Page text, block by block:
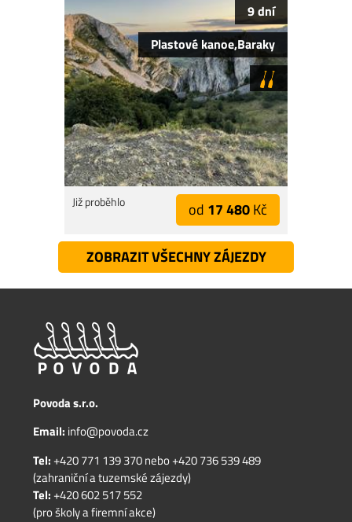
9 dní
Plastové kanoe,Baraky
Již proběhlo od 17 480Kč
ZOBRAZIT VŠECHNY ZÁJEZDY
Povoda s.r.o.
Email: info@povoda.cz
Tel:+420 771 139 370nebo+420 736 539 489
(zahraniční a tuzemské zájezdy)
Tel:+420 602 517 552
(pro školy a firemní akce)